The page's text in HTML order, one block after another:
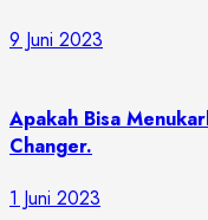
9 Juni 2023
Apakah Bisa
Changer.
1 Juni 2023